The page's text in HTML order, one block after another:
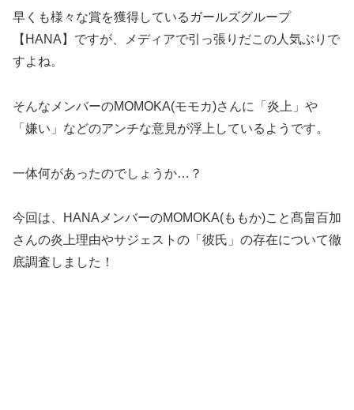
早くも様々な賞を獲得しているガールズグループ
【HANA】ですが、メディアで引っ張りだこの人気ぶりで
すよね。
そんなメンバーのMOMOKA(モモカ)さんに「炎上」や
「嫌い」などのアンチな意見が浮上しているようです。
一体何があったのでしょうか…？
今回は、HANAメンバーのMOMOKA(ももか)こと髙畠百加
さんの炎上理由やサジェストの「彼氏」の存在について徹
底調査しました！